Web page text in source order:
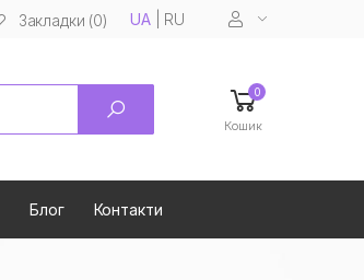
Закладки (0) UA| RU
0
Кошик
Блог Контакти